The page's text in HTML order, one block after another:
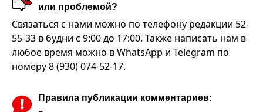
или проблемой?
Связаться с нами можно по телефону редакции 52-
55-33 в будни с 9:00 до 17:00. Также написать нам в
любое время можно в WhatsApp и Telegram по
номеру 8 (930) 074-52-17.
Правила публикации комментариев: